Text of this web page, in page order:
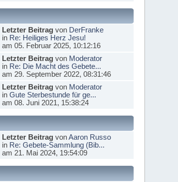
Letzter Beitragvon DerFranke
in Re: Heiliges Herz Jesu!
am 05. Februar 2025, 10:12:16
Letzter Beitragvon Moderator
in Re: Die Macht des Gebete...
am 29. September 2022, 08:31:46
Letzter Beitragvon Moderator
in Gute Sterbestunde für ge...
am 08. Juni 2021, 15:38:24
Letzter BeitragvonAaron Russo
in Re: Gebete-Sammlung (Bib...
am 21. Mai 2024, 19:54:09